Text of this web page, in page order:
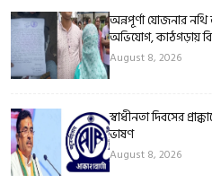
অন্নপূর্ণা যোজনার নথি
অভিযোগ, কাঠগড়ায়
August 8, 2026
স্বাধীনতা দিবসের
ভাষণ
August 8, 2026